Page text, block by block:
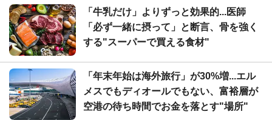
「牛乳だけ」よりずっと効果的...医師
「必ず一緒に摂って」と断言、骨を強く
する"スーパーで買える食材"
「年末年始は海外旅行」が30%増...エル
メスでもディオールでもない、富裕層が
空港の待ち時間でお金を落とす"場所"